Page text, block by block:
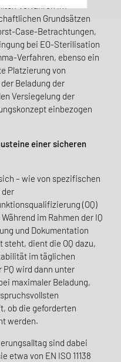
Verfahren im
Grundsätzen
Case-Betrachtungen,
bei EO-Sterilisation
Verfahren, ebenso ein
Platzierung von
Beladung der
Versiegelung der
einbezogen
einer sicheren
– wie von spezifischen
der
(OQ)
im Rahmen der IQ
und Dokumentation
dient die OQ dazu,
im täglichen
wird dann unter
maximaler Beladung,
ob die geforderten
werden.
sind dabei
von EN ISO 11138